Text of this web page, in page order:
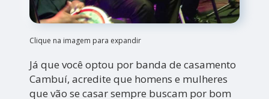
Clique na imagem para expandir
Já que você optou por banda de casamento
Cambuí, acredite que homens e mulheres
que vão se casar sempre buscam por bom